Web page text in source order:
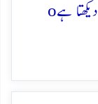
o